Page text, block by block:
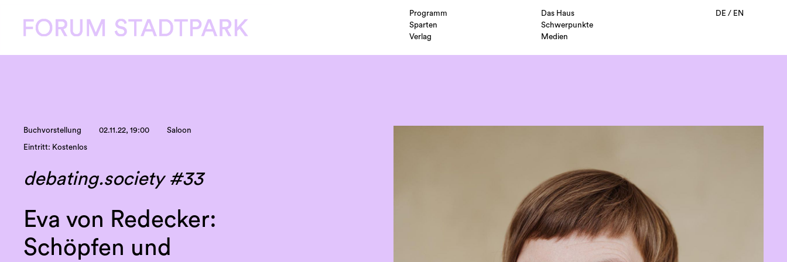
Programm
Das Haus
Sparten
Schwerpunkte
Verlag
Medien
DE/ EN
Buchvorstellung 02.11.22, 19:00 Saloon
Eintritt: Kostenlos
debating.society #33
Eva von Redecker:
Schöpfen und